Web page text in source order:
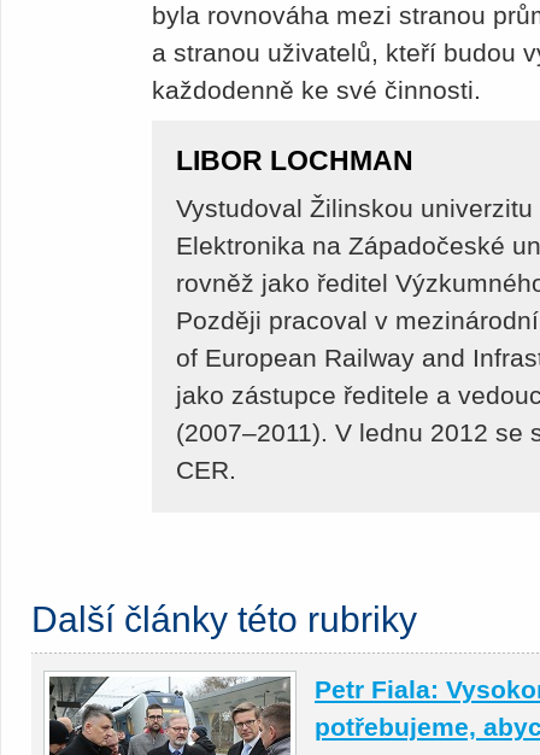
byla rovnováha mezi stranou
a stranou uživatelů, kteří budou
každodenně ke své činnosti.
LIBOR LOCHMAN
Vystudoval Žilinskou
Elektronika na Západočeské
rovněž jako ředitel
Později pracoval v
of European Railway and
jako zástupce ředitele a
(2007–2011). V lednu 2012 se
CER.
Další články této rubriky
Petr Fiala:
potřebujeme,